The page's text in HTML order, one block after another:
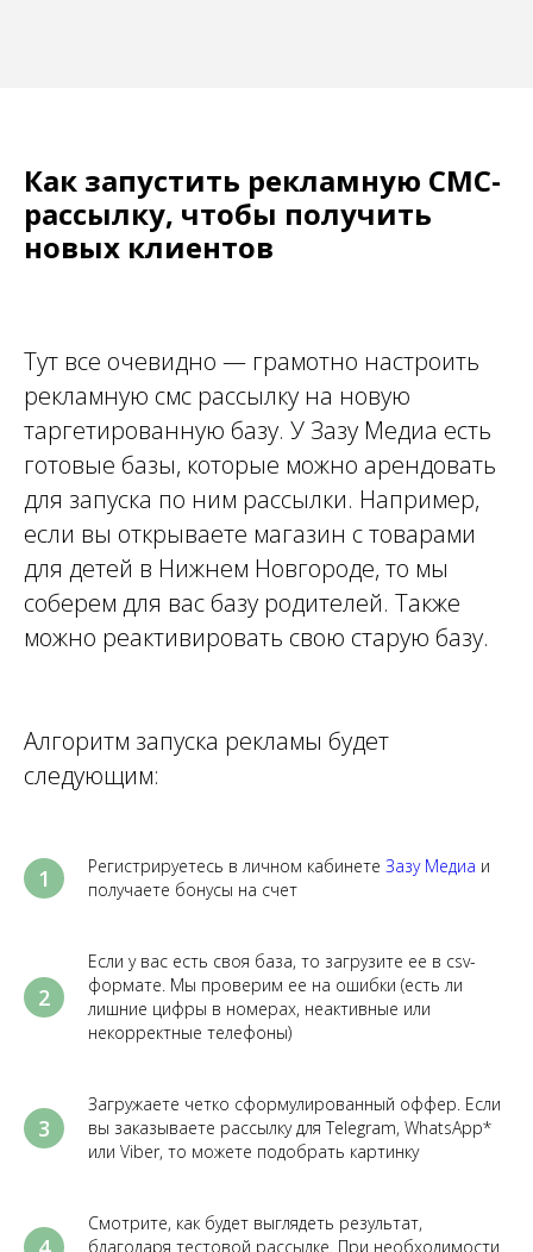
Как запустить рекламную СМС-
рассылку, чтобы получить
новых клиентов
Тут все очевидно — грамотно настроить
рекламную смс рассылку на новую
таргетированную базу. У Зазу Медиа есть
готовые базы, которые можно арендовать
для запуска по ним рассылки. Например,
если вы открываете магазин с товарами
для детей в Нижнем Новгороде, то мы
соберем для вас базу родителей. Также
можно реактивировать свою старую базу.
Алгоритм запуска рекламы будет
следующим:
Регистрируетесь в личном кабинете Зазу Медиа и
получаете бонусы на счет
Если у вас есть своя база, то загрузите ее в csv-
формате. Мы проверим ее на ошибки (есть ли
лишние цифры в номерах, неактивные или
некорректные телефоны)
Загружаете четко сформулированный оффер. Если
вы заказываете рассылку для Telegram, WhatsApp*
или Viber, то можете подобрать картинку
Смотрите, как будет выглядеть результат,
благодаря тестовой рассылке. При необходимости